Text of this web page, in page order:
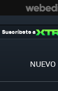
NUEVO
Suscríbete a